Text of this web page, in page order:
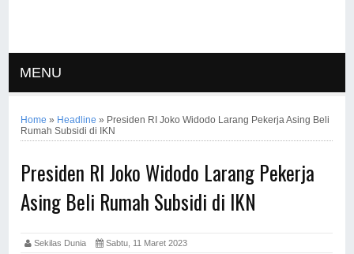
MENU
Home » Headline » Presiden RI Joko Widodo Larang Pekerja Asing Beli
Rumah Subsidi di IKN
Presiden RI Joko Widodo Larang Pekerja
Asing Beli Rumah Subsidi di IKN
Sekilas Dunia Sabtu, 11 Maret 2023